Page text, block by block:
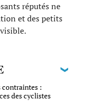
réputés ne
et des petits
contraintes :
des cyclistes